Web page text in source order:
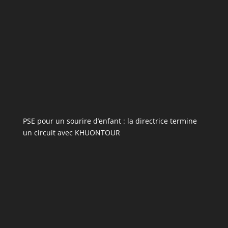
PSE pour un sourire d’enfant : la directrice termine
un circuit avec KHUONTOUR